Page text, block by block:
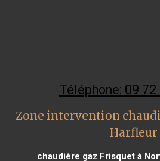
Téléphone: 09 72
Zone intervention
Harfleur
chaudière gaz Frisquet à